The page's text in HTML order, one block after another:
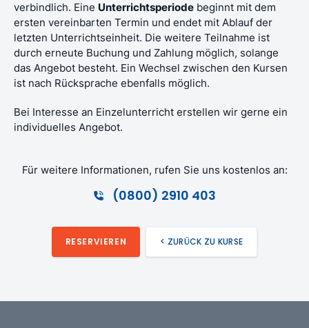
verbindlich. Eine Unterrichtsperiode beginnt mit dem
ersten vereinbarten Termin und endet mit Ablauf der
letzten Unterrichtseinheit. Die weitere Teilnahme ist
durch erneute Buchung und Zahlung möglich, solange
das Angebot besteht. Ein Wechsel zwischen den Kursen
ist nach Rücksprache ebenfalls möglich.
Bei Interesse an Einzelunterricht erstellen wir gerne ein
individuelles Angebot.
Für weitere Informationen, rufen Sie uns kostenlos an:
(0800) 2910 403
RESERVIEREN < ZURÜCK ZU KURSE